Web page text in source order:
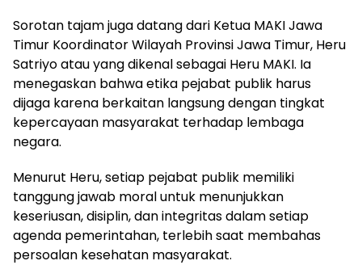
Sorotan tajam juga datang dari Ketua MAKI Jawa
Timur Koordinator Wilayah Provinsi Jawa Timur, Heru
Satriyo atau yang dikenal sebagai Heru MAKI. Ia
menegaskan bahwa etika pejabat publik harus
dijaga karena berkaitan langsung dengan tingkat
kepercayaan masyarakat terhadap lembaga
negara.
Menurut Heru, setiap pejabat publik memiliki
tanggung jawab moral untuk menunjukkan
keseriusan, disiplin, dan integritas dalam setiap
agenda pemerintahan, terlebih saat membahas
persoalan kesehatan masyarakat.